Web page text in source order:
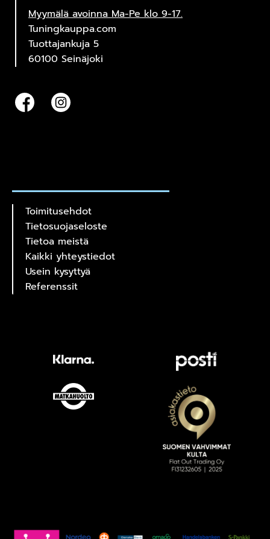
Myymälä avoinna Ma-Pe klo 9-17.
Tuningkauppa.com
Tuottajankuja 5
60100 Seinäjoki
Toimitusehdot
Tietosuojaseloste
Tietoa meistä
Kaikki yhteystiedot
Usein kysyttyä
Referenssit